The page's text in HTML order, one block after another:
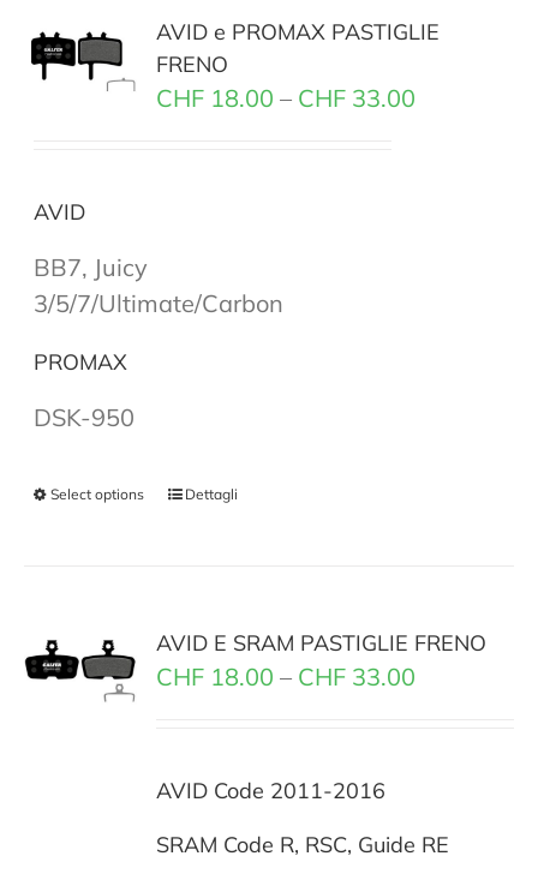
AVID e PROMAX PASTIGLIE
FRENO
CHF 18.00 – CHF 33.00
AVID
BB7, Juicy
3/5/7/Ultimate/Carbon
PROMAX
DSK-950
Select options Dettagli
AVID E SRAM PASTIGLIE FRENO
CHF 18.00 – CHF 33.00
AVID Code 2011-2016
SRAM Code R, RSC, Guide RE